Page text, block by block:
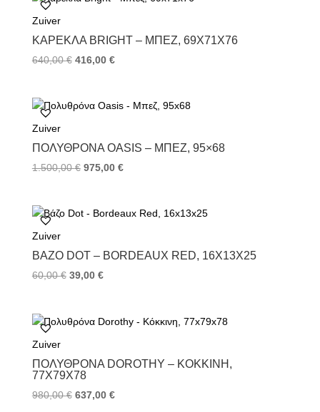
k
s
Zuiver
ΚΑΡΈΚΛΑ BRIGHT – ΜΠΕΖ, 69X71X76
640,00€ 416,00 €
Zuiver
ΠΟΛΥΘΡΌΝΑ OASIS – ΜΠΕΖ, 95×68
1.500,00€ 975,00 €
Zuiver
ΒΆΖΟ DOT – BORDEAUX RED, 16X13X25
60,00€ 39,00 €
Zuiver
ΠΟΛΥΘΡΌΝΑ DOROTHY – ΚΌΚΚΙΝΗ,
77X79X78
980,00€ 637,00 €